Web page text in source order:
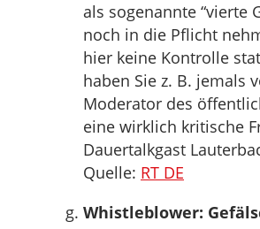
als sogenannte “vierte
noch in die Pflicht
hier keine Kontrolle
haben Sie z. B. jemals
Moderator des
eine wirklich kritische
Dauertalkgast
Quelle: RT DE
Whistleblower: